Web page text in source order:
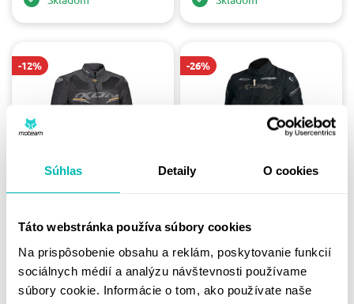
Súhlas Detaily O cookies
Táto webstránka používa súbory cookies
Na prispôsobenie obsahu a reklám, poskytovanie funkcií
sociálnych médií a analýzu návštevnosti používame
súbory cookie. Informácie o tom, ako používate naše
-12%
IXON BUNDA DRACO
149.00 €
XS S
XL
Skladom
-26%
139.00 €
S
Skladom